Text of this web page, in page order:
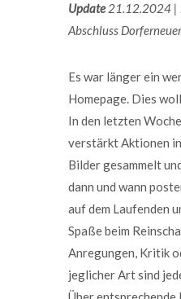
Update21.12.2024 |
Abschluss
Es war länger ein
Homepage. Dies
In den letzten
verstärkt Aktionen
Bilder gesammelt
dann und wann
auf dem Laufenden
Spaße beim
Anregungen, Kritik
jeglicher Art sind